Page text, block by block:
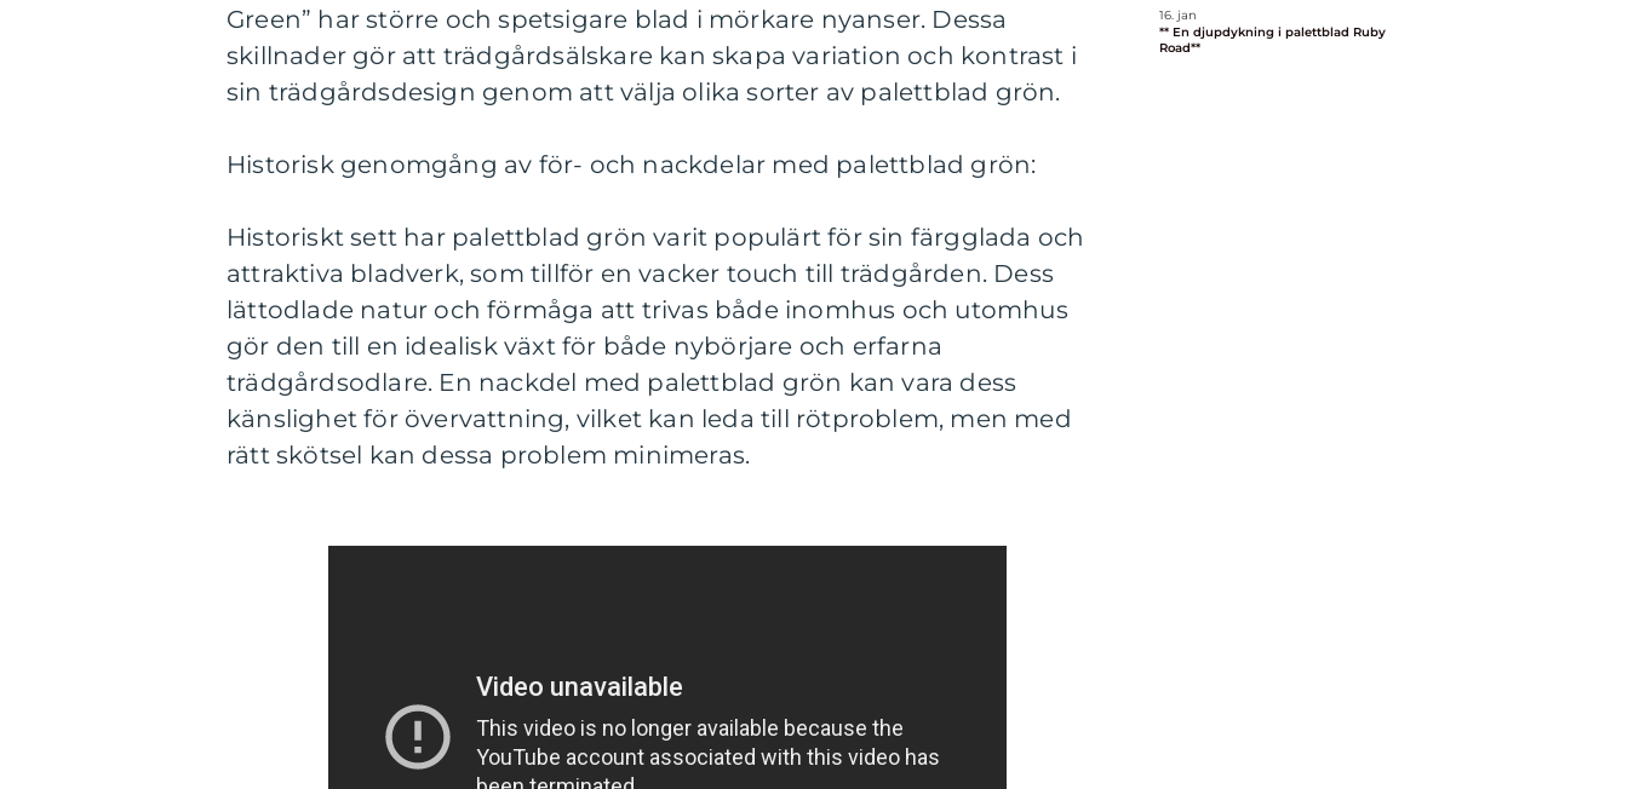
Green” har större och spetsigare blad i mörkare nyanser. Dessa
skillnader gör att trädgårdsälskare kan skapa variation och kontrast i
sin trädgårdsdesign genom att välja olika sorter av palettblad grön.
Historisk genomgång av för- och nackdelar med palettblad grön:
Historiskt sett har palettblad grön varit populärt för sin färgglada och
attraktiva bladverk, som tillför en vacker touch till trädgården. Dess
lättodlade natur och förmåga att trivas både inomhus och utomhus
gör den till en idealisk växt för både nybörjare och erfarna
trädgårdsodlare. En nackdel med palettblad grön kan vara dess
känslighet för övervattning, vilket kan leda till rötproblem, men med
rätt skötsel kan dessa problem minimeras.
16. jan
** En djupdykning i palettblad Ruby
Road**